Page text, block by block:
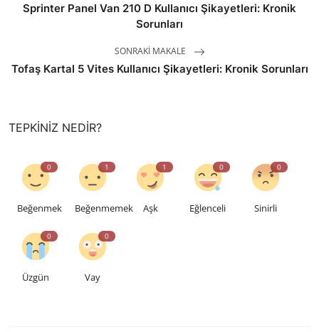
Sprinter Panel Van 210 D Kullanıcı Şikayetleri: Kronik
Sorunları
SONRAKI MAKALE
Tofaş Kartal 5 Vites Kullanıcı Şikayetleri: Kronik Sorunları
TEPKINIZ NEDIR?
0
Beğenmek
1
Beğenmemek
1
Aşk
0
Eğlenceli
0
Sinirli
0
Üzgün
0
Vay